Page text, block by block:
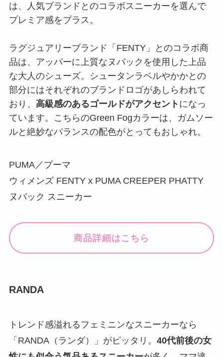
は、人気ブランドとのコラボスニーカーを選んで
プレミア感をプラス。
ラグジュアリーブランド「FENTY」とのコラボ商
品は、アッパーに上質なヌバックを使用した上品
な大人のシューズ。シュータンラベルやかかとの
部分にはそれぞれのブランドロゴがあしらわれて
おり、 高級感のあるゴールドがアクセント になっ
ています。こちらのGreen Fogカラーは、ガムソー
ルと絶妙なバランスの配色がとってもおしゃれ。
PUMA／プーマ
ウィメンズ FENTY x PUMA CREEPER PHATTY
ヌバック スニーカー
商品詳細はこちら
RANDA
トレンド感溢れるフェミニンなスニーカーなら
「RANDA（ランダ）」がピッタリ。 40代前後の女